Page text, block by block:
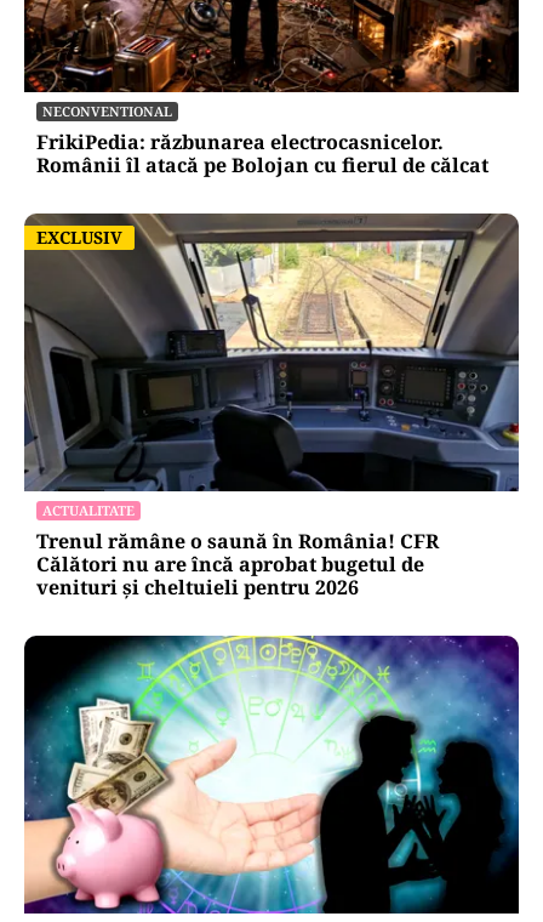
NECONVENTIONAL
FrikiPedia: răzbunarea electrocasnicelor.
Românii îl atacă pe Bolojan cu fierul de călcat
EXCLUSIV
EXCLUSIV
ACTUALITATE
Trenul rămâne o saună în România! CFR
Călători nu are încă aprobat bugetul de
venituri și cheltuieli pentru 2026